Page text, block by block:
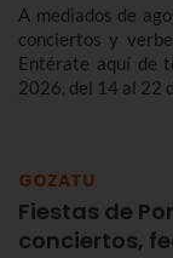
A mediados de
conciertos y
Entérate aquí de
2026, del 14 al 22
GOZATU
Fiestas de
conciertos,